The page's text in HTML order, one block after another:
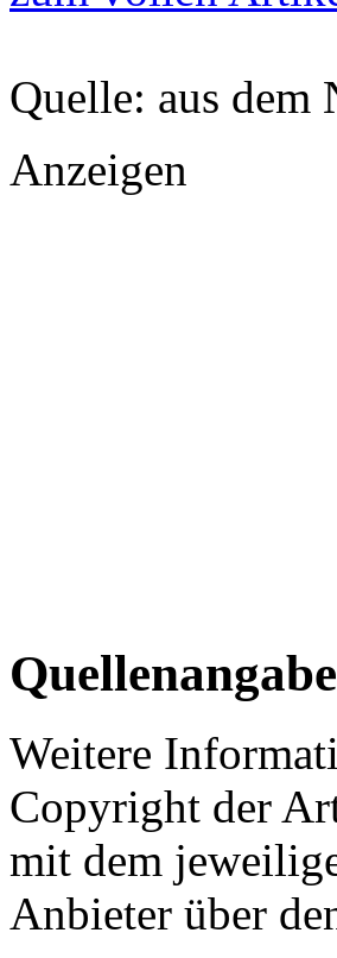
Quelle: aus dem
Anzeigen
Weitere
Copyright der
mit dem
Anbieter über